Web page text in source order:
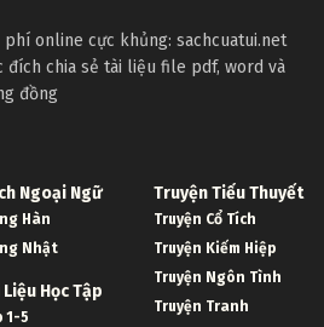
online cực khủng: sachcuatui.net
đích chia sẻ tài liệu file pdf, word và
đồng
Ngoại Ngữ
Hàn
Nhật
Liệu Học Tập
1-5
Truyện Tiểu Thuyết
Truyện Cổ Tích
Truyện Kiếm Hiệp
Truyện Ngôn Tình
Truyện Tranh